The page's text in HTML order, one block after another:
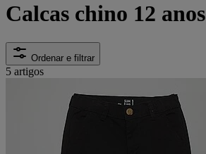
Calcas chino 12 anos
Ordenar e filtrar
5 artigos